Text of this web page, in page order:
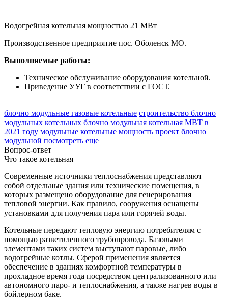
Водогрейная котельная мощностью 21 МВт
Производственное предприятие пос. Оболенск МО.
Выполняемые работы:
Техническое обслуживание оборудования котельной.
Приведение УУГ в соответствии с ГОСТ.
блочно модульные газовые котельные строительство блочно
модульных котельных блочно модульная котельная МВТ в
2021 году модульные котельные мощность проект блочно
модульной посмотреть еще
Вопрос-ответ
Что такое котельная
Современные источники теплоснабжения представляют
собой отдельные здания или технические помещения, в
которых размещено оборудование для генерирования
тепловой энергии. Как правило, сооружения оснащены
установками для получения пара или горячей воды.
Котельные передают тепловую энергию потребителям с
помощью разветвленного трубопровода. Базовыми
элементами таких систем выступают паровые, либо
водогрейные котлы. Сферой применения является
обеспечение в зданиях комфортной температуры в
прохладное время года посредством централизованного или
автономного паро- и теплоснабжения, а также нагрев воды в
бойлерном баке.